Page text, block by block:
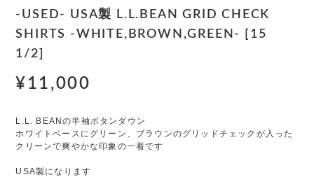
-USED- USA製 L.L.BEAN GRID CHECK
SHIRTS -WHITE,BROWN,GREEN- [15
1/2]
¥11,000
L.L. BEANの半袖ボタンダウン
ホワイトベースにグリーン、ブラウンのグリッドチェックが入った
クリーンで爽やかな印象の一着です
USA製になります